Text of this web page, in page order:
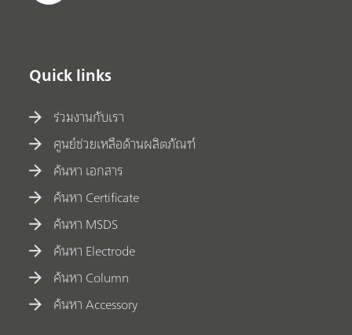
Quick links
ร่วมงานกับเรา
ศูนย์ช่วยเหลือด้านผลิตภัณฑ์
ค้นหา เอกสาร
ค้นหา Certificate
ค้นหา MSDS
ค้นหา Electrode
ค้นหา Column
ค้นหา Accessory